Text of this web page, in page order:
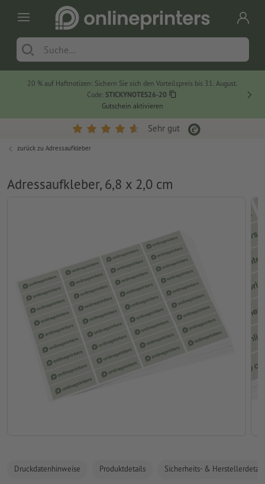
20 % auf Haftnotizen: Sichern Sie sich den Vorteilspreis bis 31. August.
Code: STICKYNOTES26-20
Gutschein aktivieren
Sehr gut
zurück zu Adressaufkleber
Adressaufkleber, 6,8 x 2,0 cm
Druckdatenhinweise Produktdetails Sicherheits- &